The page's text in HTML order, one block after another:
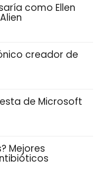
como Ellen
creador de
de Microsoft
Mejores